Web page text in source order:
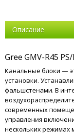
Описание
Gree GMV-R45
Канальные блоки —
установки.
фальшстенами. В
современных
управления
нескольких режимах